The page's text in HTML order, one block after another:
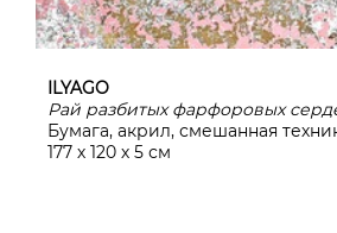
ILYAGO
Рай разбитых фарфоровых
Бумага, акрил, смешанная
177 х 120 х 5 см